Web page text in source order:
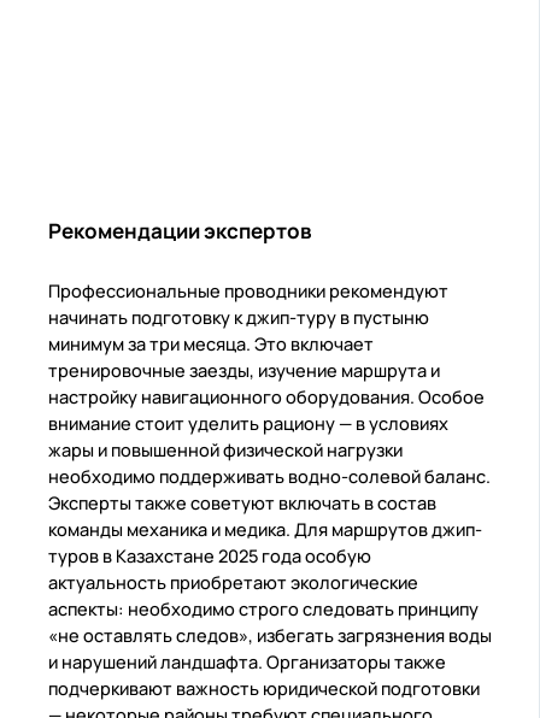
Рекомендации экспертов
Профессиональные проводники рекомендуют
начинать подготовку к джип-туру в пустыню
минимум за три месяца. Это включает
тренировочные заезды, изучение маршрута и
настройку навигационного оборудования. Особое
внимание стоит уделить рациону — в условиях
жары и повышенной физической нагрузки
необходимо поддерживать водно-солевой баланс.
Эксперты также советуют включать в состав
команды механика и медика. Для маршрутов джип-
туров в Казахстане 2025 года особую
актуальность приобретают экологические
аспекты: необходимо строго следовать принципу
«не оставлять следов», избегать загрязнения воды
и нарушений ландшафта. Организаторы также
подчеркивают важность юридической подготовки